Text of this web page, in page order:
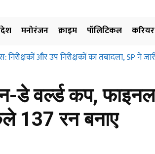
मनोरंजन क्राइम पॉलिटिकल करियर
निरीक्षकों और उप निरीक्षकों का तबादला, SP ने
डे वर्ल्ड कप,
137 रन बनाए